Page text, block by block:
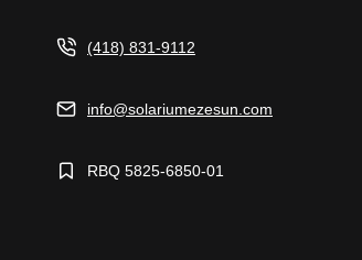
(418) 831-9112
info@solariumezesun.com
RBQ 5825-6850-01